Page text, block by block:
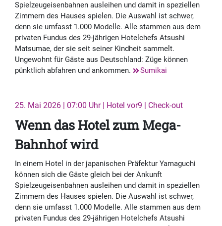
Spielzeugeisenbahnen ausleihen und damit in speziellen
Zimmern des Hauses spielen. Die Auswahl ist schwer,
denn sie umfasst 1.000 Modelle. Alle stammen aus dem
privaten Fundus des 29-jährigen Hotelchefs Atsushi
Matsumae, der sie seit seiner Kindheit sammelt.
Ungewohnt für Gäste aus Deutschland: Züge können
pünktlich abfahren und ankommen.
Sumikai
25. Mai 2026 | 07:00 Uhr | Hotel vor9 | Check-out
Wenn das Hotel zum Mega-
Bahnhof wird
In einem Hotel in der japanischen Präfektur Yamaguchi
können sich die Gäste gleich bei der Ankunft
Spielzeugeisenbahnen ausleihen und damit in speziellen
Zimmern des Hauses spielen. Die Auswahl ist schwer,
denn sie umfasst 1.000 Modelle. Alle stammen aus dem
privaten Fundus des 29-jährigen Hotelchefs Atsushi